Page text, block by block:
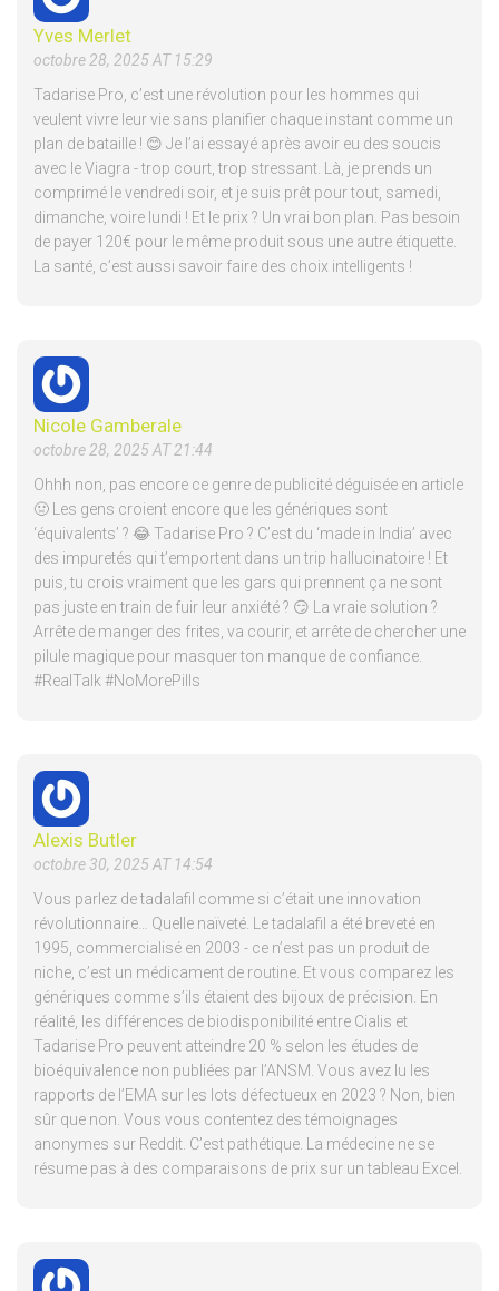
Yves Merlet
octobre 28, 2025 AT 15:29
Tadarise Pro, c’est une révolution pour les hommes qui
veulent vivre leur vie sans planifier chaque instant comme un
plan de bataille ! 😊 Je l’ai essayé après avoir eu des soucis
avec le Viagra - trop court, trop stressant. Là, je prends un
comprimé le vendredi soir, et je suis prêt pour tout, samedi,
dimanche, voire lundi ! Et le prix ? Un vrai bon plan. Pas besoin
de payer 120€ pour le même produit sous une autre étiquette.
La santé, c’est aussi savoir faire des choix intelligents !
Nicole Gamberale
octobre 28, 2025 AT 21:44
Ohhh non, pas encore ce genre de publicité déguisée en article
🤢 Les gens croient encore que les génériques sont
‘équivalents’ ? 😂 Tadarise Pro ? C’est du ‘made in India’ avec
des impuretés qui t’emportent dans un trip hallucinatoire ! Et
puis, tu crois vraiment que les gars qui prennent ça ne sont
pas juste en train de fuir leur anxiété ? 😏 La vraie solution ?
Arrête de manger des frites, va courir, et arrête de chercher une
pilule magique pour masquer ton manque de confiance.
#RealTalk #NoMorePills
Alexis Butler
octobre 30, 2025 AT 14:54
Vous parlez de tadalafil comme si c’était une innovation
révolutionnaire… Quelle naïveté. Le tadalafil a été breveté en
1995, commercialisé en 2003 - ce n’est pas un produit de
niche, c’est un médicament de routine. Et vous comparez les
génériques comme s’ils étaient des bijoux de précision. En
réalité, les différences de biodisponibilité entre Cialis et
Tadarise Pro peuvent atteindre 20 % selon les études de
bioéquivalence non publiées par l’ANSM. Vous avez lu les
rapports de l’EMA sur les lots défectueux en 2023 ? Non, bien
sûr que non. Vous vous contentez des témoignages
anonymes sur Reddit. C’est pathétique. La médecine ne se
résume pas à des comparaisons de prix sur un tableau Excel.